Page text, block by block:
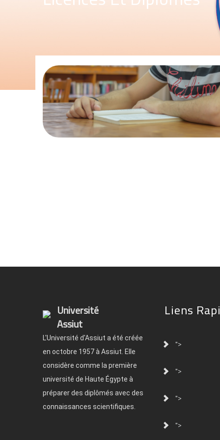
Université
Assiut
L'Université d'Assiut a été créée
en octobre 1957 à Assiut. Elle
considère comme la première
université de Haute Égypte à
préparer des diplômés avec des
connaissances scientifiques.
Liens
">
">
">
">